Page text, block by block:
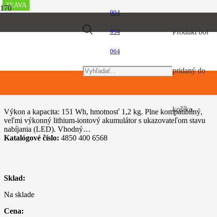
904
954
064
Products
search
Produktbol
pridaný do
košíka.
Akumulátorový program
Akumulátor AP 200 S
Výkon a kapacita: 151 Wh, hmotnosť 1,2 kg. Plne kompatibilný,
veľmi výkonný lithium-iontový akumulátor s ukazovateľom stavu
nabíjania (LED). Vhodný…
Katalógové číslo: 4850 400 6568
Sklad:
Na sklade
Cena:
ZĽAVA
ZĽAVA
ZĽAVA
ZĽAVA
ZĽAVA
ZĽAVA
ZĽAVA
ZĽAVA
ZĽAVA
ZĽAVA